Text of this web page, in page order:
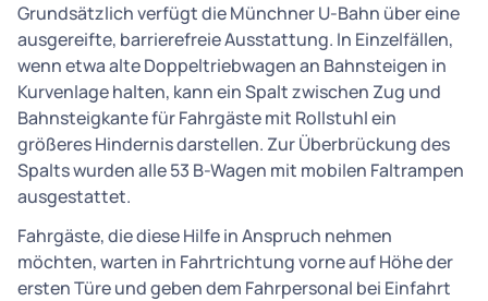
Grundsätzlich verfügt die Münchner U-Bahn über eine
ausgereifte, barrierefreie Ausstattung. In Einzelfällen,
wenn etwa alte Doppeltriebwagen an Bahnsteigen in
Kurvenlage halten, kann ein Spalt zwischen Zug und
Bahnsteigkante für Fahrgäste mit Rollstuhl ein
größeres Hindernis darstellen. Zur Überbrückung des
Spalts wurden alle 53 B-Wagen mit mobilen Faltrampen
ausgestattet.
Fahrgäste, die diese Hilfe in Anspruch nehmen
möchten, warten in Fahrtrichtung vorne auf Höhe der
ersten Türe und geben dem Fahrpersonal bei Einfahrt